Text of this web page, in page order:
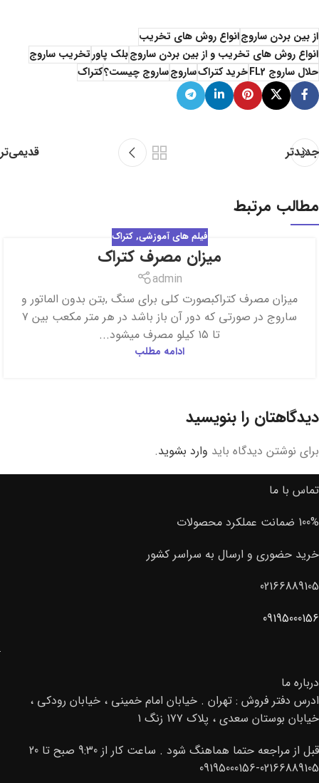
از بین بردن ساروجانواع روش های تخریب
انواع روش های تخریب و از بین بردن ساروجبلک پاورتخریب ساروج
حلال ساروج FL2
خرید کتراکساروجساروج چیست؟کتراک
جدیدتر قدیمی‌تر
مطالب مرتبط
فیلم های آموزشی,کتراک
میزان مصرف کتراک
admin
میزان مصرف کتراکبصورت کلی برای سنگ ,بتن بدون الماتور و
ساروج در صورتی که دور آن باز باشد در هر متر مکعب بین ۷
تا ۱۵ کیلو مصرف میشود...
ادامه مطلب
دیدگاهتان را بنویسید
برای نوشتن دیدگاه باید وارد بشوید.
تماس با ما
100% ضمانت عملکرد محصولات
خرید حضوری و ارسال به سراسر کشور
02166889105
09195000156
درباره ما
ادرس دفتر فروش : تهران . خیابان امام خمینی ، خیابان رودکی ،
خیابان بوستان سعدی ، پلاک ۱۷۷ زنگ ۱
قبل از مراجعه حتما هماهنگ شود . ساعت کار از 9:30 صبح تا 20
02166889105-09195000156